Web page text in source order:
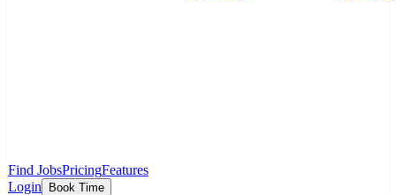
Find JobsPricingFeatures
Login
Book Time